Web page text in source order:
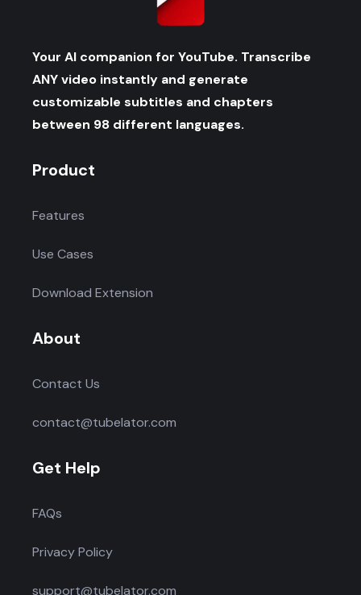
Your AI companion for YouTube. Transcribe
ANY video instantly and generate
customizable subtitles and chapters
between 98 different languages.
Product
Features
Use Cases
Download Extension
About
Contact Us
contact@tubelator.com
Get Help
FAQs
Privacy Policy
support@tubelator.com